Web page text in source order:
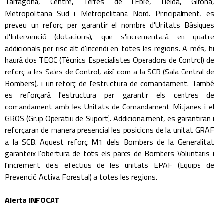
Metropolitana Sud i Metropolitana Nord. Principalment, es
preveu un reforç per garantir el nombre d'Unitats Bàsiques
d'Intervenció (dotacions), que s'incrementarà en quatre
addicionals per risc alt d'incendi en totes les regions. A més, hi
haurà dos TEOC (Tècnics Especialistes Operadors de Control) de
reforç a les Sales de Control, així com a la SCB (Sala Central de
Bombers), i un reforç de l'estructura de comandament. També
es reforçarà l'estructura per garantir els centres de
comandament amb les Unitats de Comandament Mitjanes i el
GROS (Grup Operatiu de Suport). Addicionalment, es garantiran i
reforçaran de manera presencial les posicions de la unitat GRAF
a la SCB. Aquest reforç M1 dels Bombers de la Generalitat
garanteix l'obertura de tots els parcs de Bombers Voluntaris i
l'increment dels efectius de les unitats EPAF (Equips de
Prevenció Activa Forestal) a totes les regions.
Alerta INFOCAT